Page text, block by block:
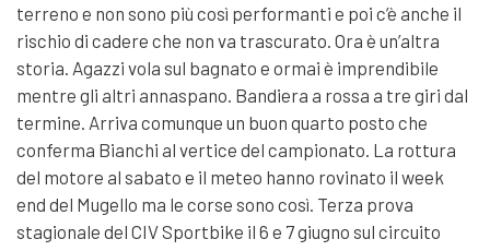
terreno e non sono più così performanti e poi c’è anche il
rischio di cadere che non va trascurato. Ora è un’altra
storia. Agazzi vola sul bagnato e ormai è imprendibile
mentre gli altri annaspano. Bandiera a rossa a tre giri dal
termine. Arriva comunque un buon quarto posto che
conferma Bianchi al vertice del campionato. La rottura
del motore al sabato e il meteo hanno rovinato il week
end del Mugello ma le corse sono così. Terza prova
stagionale del CIV Sportbike il 6 e 7 giugno sul circuito